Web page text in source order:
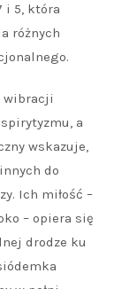
i 5, która
różnych
wibracji
a
wskazuje,
do
Ich miłość –
– opiera się
drodze ku